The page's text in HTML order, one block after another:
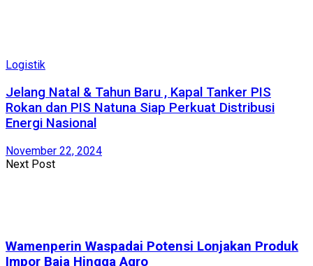
Logistik
Jelang Natal & Tahun Baru , Kapal Tanker PIS
Rokan dan PIS Natuna Siap Perkuat Distribusi
Energi Nasional
November 22, 2024
Next Post
Wamenperin Waspadai Potensi Lonjakan Produk
Impor Baja Hingga Agro